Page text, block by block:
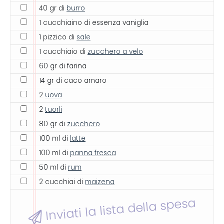
40 gr di burro
1 cucchiaino di essenza vaniglia
1 pizzico di sale
1 cucchiaio di zucchero a velo
60 gr di farina
14 gr di caco amaro
2 uova
2 tuorli
80 gr di zucchero
100 ml di latte
100 ml di panna fresca
50 ml di rum
2 cucchiai di maizena
Inviati la lista della spesa